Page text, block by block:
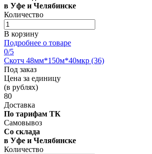
в Уфе и Челябинске
Количество
В корзину
Подробнее о товаре
0/5
Скотч 48мм*150м*40мкр (36)
Под заказ
Цена за единицу
(в рублях)
80
Доставка
По тарифам ТК
Самовывоз
Со склада
в Уфе и Челябинске
Количество